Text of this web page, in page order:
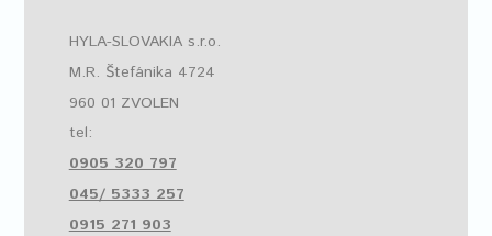
HYLA-SLOVAKIA s.r.o.
M.R. Štefánika 4724
960 01 ZVOLEN
tel:
0905 320 797
045/ 5333 257
0915 271 903